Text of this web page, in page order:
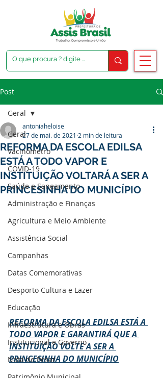
Post
Geral
Vacinômetro
COVID-19
Saúde e Saneamento
Administração e Finanças
Agricultura e Meio Ambiente
Assistência Social
Campanhas
Datas Comemorativas
Desporto Cultura e Lazer
Educação
Infraestrutura e Obras
Institucional e Governo
Nota de Pesar
Geral
REFORMA DA ESCOLA EDILSA
ESTÁ A TODO VAPOR E
INSTITUIÇÃO VOLTARÁ A SER A
PRINCESINHA DO MUNICÍPIO
antoniaheloise
27 de mai. de 2021 2 min de leitura
REFORMA DA ESCOLA EDILSA ESTÁ A
TODO VAPOR E GARANTIRÁ QUE A
INSTITUIÇÃO VOLTE A SER A
PRINCESINHA DO MUNICÍPIO